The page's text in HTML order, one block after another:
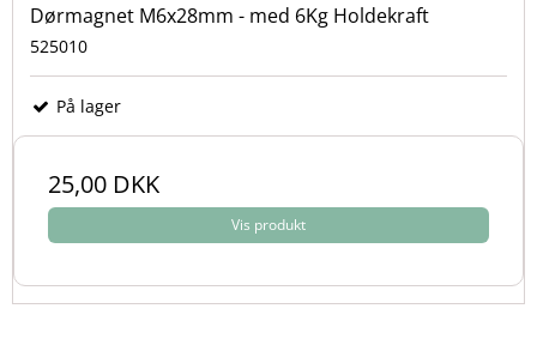
Dørmagnet M6x28mm - med 6Kg Holdekraft
525010
På lager
25,00 DKK
Vis produkt